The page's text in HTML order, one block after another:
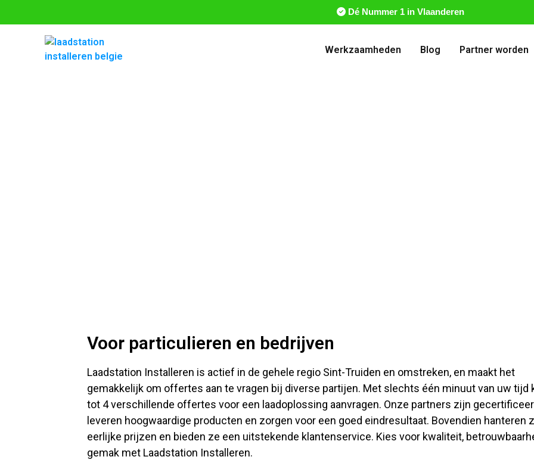
Dé Nummer 1 in Vlaanderen
Werkzaamheden Blog Partner worden
Voor particulieren en bedrijven
Laadstation Installeren is actief in de gehele regio Sint-Truiden en omstreken, en maakt het
gemakkelijk om offertes aan te vragen bij diverse partijen. Met slechts één minuut van uw tijd
tot 4 verschillende offertes voor een laadoplossing aanvragen. Onze partners zijn
leveren hoogwaardige producten en zorgen voor een goed eindresultaat. Bovendien hanteren
eerlijke prijzen en bieden ze een uitstekende klantenservice. Kies voor kwaliteit,
gemak met Laadstation Installeren.